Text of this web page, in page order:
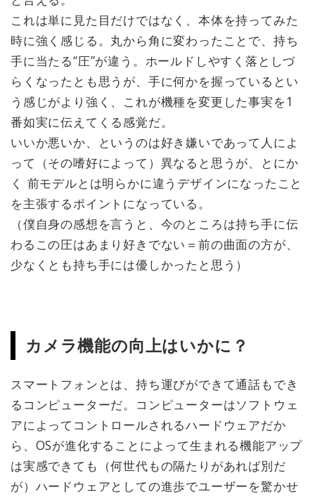
これは単に見た目だけではなく、本体を持ってみた
時に強く感じる。丸から角に変わったことで、持ち
手に当たる“圧”が違う。ホールドしやすく落としづ
らくなったとも思うが、手に何かを握っているとい
う感じがより強く、これが機種を変更した事実を1
番如実に伝えてくる感覚だ。
いいか悪いか、というのは好き嫌いであって人によ
って（その嗜好によって）異なると思うが、とにか
く 前モデルとは明らかに違うデザインになったこと
を主張するポイントになっている。
（僕自身の感想を言うと、今のところは持ち手に伝
わるこの圧はあまり好きでない＝前の曲面の方が、
少なくとも持ち手には優しかったと思う）
カメラ機能の向上はいかに？
スマートフォンとは、持ち運びができて通話もでき
るコンピューターだ。コンピューターはソフトウェ
アによってコントロールされるハードウェアだか
ら、OSが進化することによって生まれる機能アップ
は実感できても（何世代もの隔たりがあれば別だ
が）ハードウェアとしての進歩でユーザーを驚かせ